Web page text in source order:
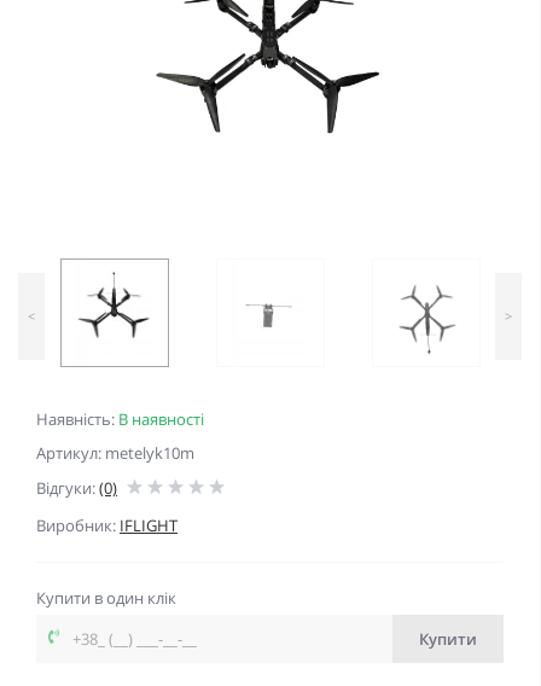
Наявність: В наявності
Артикул: metelyk10m
Відгуки:(0)
Виробник: IFLIGHT
< >
Купити в один клік
Купити